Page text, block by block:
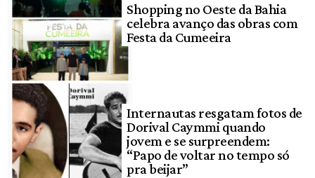
Shopping no Oeste da Bahia
celebra avanço das obras com
Festa da Cumeeira
Internautas resgatam fotos de
Dorival Caymmi quando
jovem e se surpreendem:
“Papo de voltar no tempo só
pra beijar”